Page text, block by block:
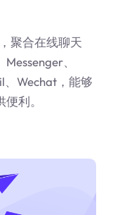
聚合在线聊天
、
、Wechat，能够
利。